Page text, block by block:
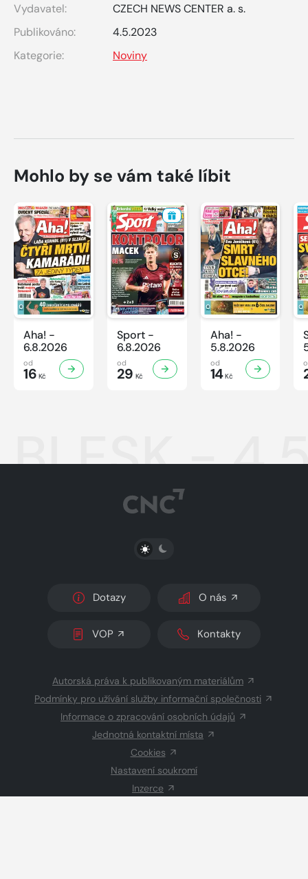
Vydavatel:
CZECH NEWS CENTER a. s.
Publikováno:
4.5.2023
Kategorie:
Noviny
Mohlo by se vám také líbit
Aha! -
6.8.2026
od
16 Kč
Sport -
6.8.2026
od
29 Kč
Aha! -
5.8.2026
od
14Kč
BLESK -
PŘEPNOUT SVĚTLÝ/TMAVÝ REŽIM
Dotazy O nás
VOP Kontakty
Autorská práva k publikovaným materiálům
Podmínky pro užívání služby informační společnosti
Informace o zpracování osobních údajů
Jednotná kontaktní místa
Cookies
Nastavení soukromí
Inzerce